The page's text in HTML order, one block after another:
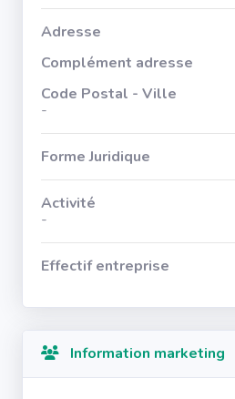
Adresse
Complément adresse
Code Postal - Ville
-
Forme Juridique
Activité
-
Effectif entreprise
Information marketing